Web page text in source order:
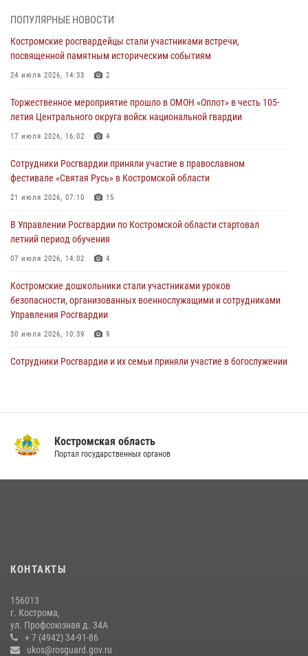
Управления Росгвардии
30 июля 2026, 10:39 9
Костромичи активно используют портал «Единых государственных
29 июля 2026, 06:26 1
Cотрудники Росгвардии и их семьи приняли участие в богослужении
28 июля 2026, 06:14 2
Более пятидесяти поступивших сигналов отработали костромские
27 июля 2026, 09:53
«Росгвардия. Вехи истории»: послевоенный опыт войск
27 июля 2026, 07:11
ПОПУЛЯРНЫЕ НОВОСТИ
Костромские росгвардейцы стали участниками встречи,
посвященной памятным историческим событиям
24 июля 2026, 14:33 2
Торжественное мероприятие прошло в ОМОН «Оплот» в честь 105-
летия Центрального округа войск национальной гвардии
17 июля 2026, 16:02 4
Сотрудники Росгвардии приняли участие в православном
фестивале «Святая Русь» в Костромской области
21 июля 2026, 07:10 15
В Управлении Росгвардии по Костромской области стартовал
летний период обучения
07 июля 2026, 14:02 4
Костромские дошкольники стали участниками уроков
безопасности, организованных военнослужащими и сотрудниками
Управления Росгвардии
30 июля 2026, 10:39 9
Cотрудники Росгвардии и их семьи приняли участие в богослужении
вневедомственную охрану
14 июля 2026, 07:40
13 правонарушений пресекли сотрудники вневедомственной
охраны Росгвардии за последнюю неделю в Костроме
14 июля 2026, 06:44
Костромская область
Портал государственных органов
КОНТАКТЫ
156013
г. Кострома,
ул. Профсоюзная д. 34А
+ 7 (4942) 34-91-86
ukos@rosguard.gov.ru